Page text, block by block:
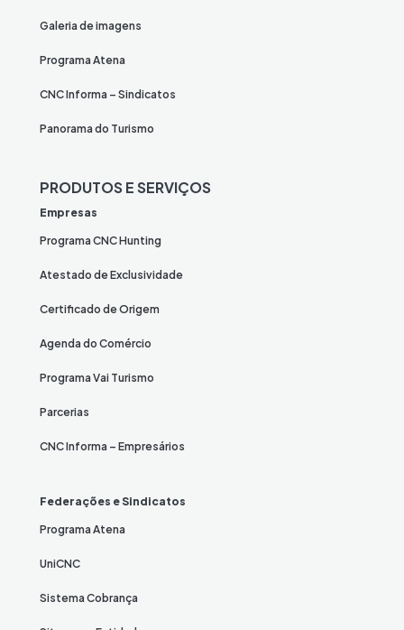
Galeria de imagens
Programa Atena
CNC Informa – Sindicatos
Panorama do Turismo
PRODUTOS E SERVIÇOS
Empresas
Programa CNC Hunting
Atestado de Exclusividade
Certificado de Origem
Agenda do Comércio
Programa Vai Turismo
Parcerias
CNC Informa – Empresários
Federações e Sindicatos
Programa Atena
UniCNC
Sistema Cobrança